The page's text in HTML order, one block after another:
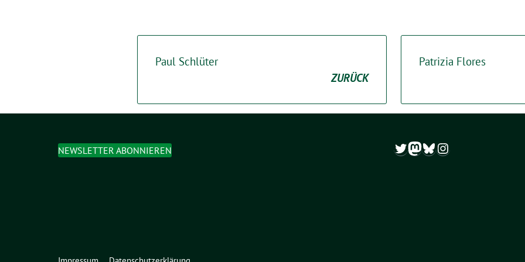
Paul Schlüter
ZURÜCK
Patrizia Flores
NEWSLETTER ABONNIEREN Twitter
Mastodon
Bluesky
Instagram